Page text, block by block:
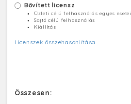
Bővített licensz
Üzleti célú felhasználás egyes esetei
Sajtó célú felhasználás
Kiállítás
Licenszek összehasonlítása
Összesen: